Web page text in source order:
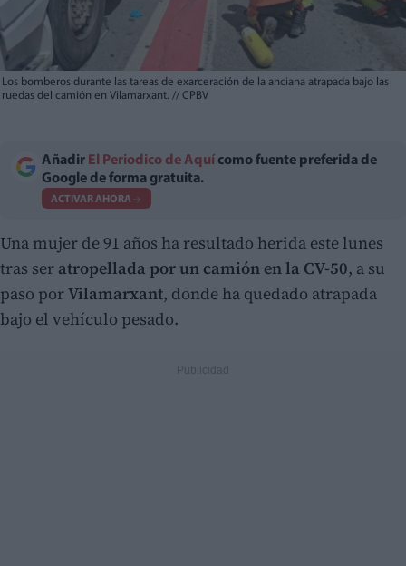
Los bomberos durante las tareas de exarceración de la anciana atrapada bajo las
ruedas del camión en Vilamarxant. // CPBV
Añadir El Periodico de Aquí como fuente preferida de
Google de forma gratuita.
ACTIVAR AHORA
Una mujer de 91 años ha resultado herida este lunes
tras ser atropellada por un camión en la CV-50, a su
paso porVilamarxant, donde ha quedado atrapada
bajo el vehículo pesado.